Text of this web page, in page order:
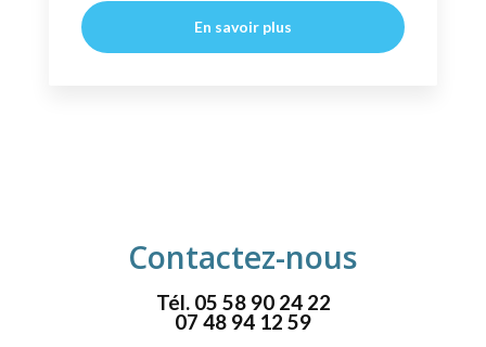
En savoir plus
Contactez-nous
Tél. 05 58 90 24 22
07 48 94 12 59